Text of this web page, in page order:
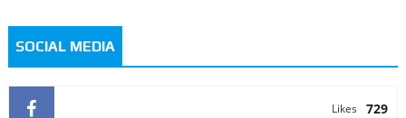
SOCIAL MEDIA
729
Likes